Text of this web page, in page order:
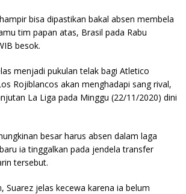
bisa dipastikan bakal absen membela
tim papan atas, Brasil pada Rabu
besok.
menjadi pukulan telak bagi Atletico
Rojiblancos akan menghadapi sang rival,
La Liga pada Minggu (22/11/2020) dini
besar harus absen dalam laga
ia tinggalkan pada jendela transfer
tersebut.
Suarez jelas kecewa karena ia belum